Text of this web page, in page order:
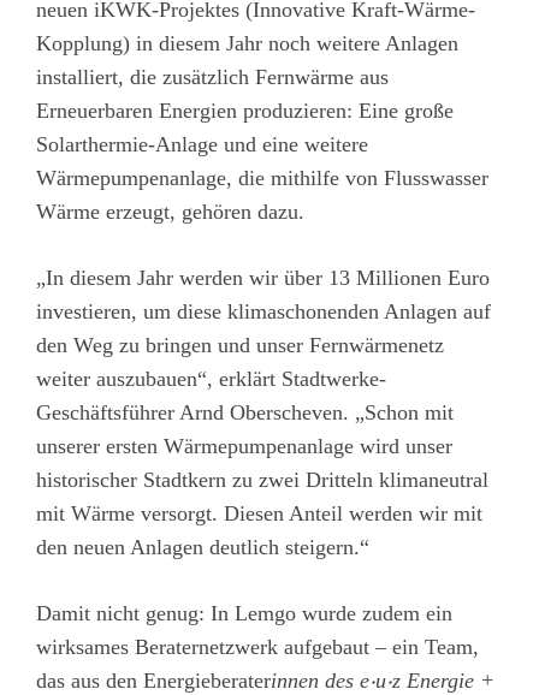
neuen iKWK-Projektes (Innovative Kraft-Wärme-
Kopplung) in diesem Jahr noch weitere Anlagen
installiert, die zusätzlich Fernwärme aus
Erneuerbaren Energien produzieren: Eine große
Solarthermie-Anlage und eine weitere
Wärmepumpenanlage, die mithilfe von Flusswasser
Wärme erzeugt, gehören dazu.
„In diesem Jahr werden wir über 13 Millionen Euro
investieren, um diese klimaschonenden Anlagen auf
den Weg zu bringen und unser Fernwärmenetz
weiter auszubauen“, erklärt Stadtwerke-
Geschäftsführer Arnd Oberscheven. „Schon mit
unserer ersten Wärmepumpenanlage wird unser
historischer Stadtkern zu zwei Dritteln klimaneutral
mit Wärme versorgt. Diesen Anteil werden wir mit
den neuen Anlagen deutlich steigern.“
Damit nicht genug: In Lemgo wurde zudem ein
wirksames Beraternetzwerk aufgebaut – ein Team,
das aus den Energieberaterinnen des e‧u‧z Energie +